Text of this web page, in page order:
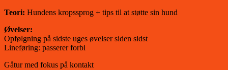
Teori: Hundens kropssprog + tips til at støtte sin hund
Øvelser:
Opfølgning på sidste uges øvelser siden sidst
Lineføring: passerer forbi
Gåtur med fokus på kontakt